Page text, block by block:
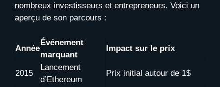
nombreux investisseurs et entrepreneurs. Voici un
aperçu de son parcours :
Année
Événement
marquant
Impact sur le prix
2015
Lancement
d’Ethereum
Prix initial autour de 1$